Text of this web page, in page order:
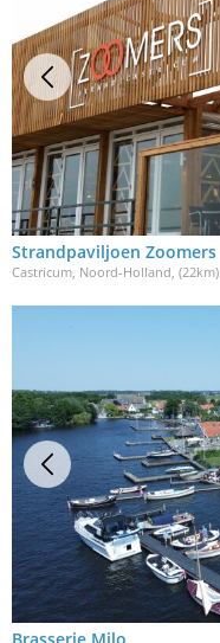
Strandpaviljoen Zoomers
Castricum, Noord-Holland, (22km)
Brasserie Milo